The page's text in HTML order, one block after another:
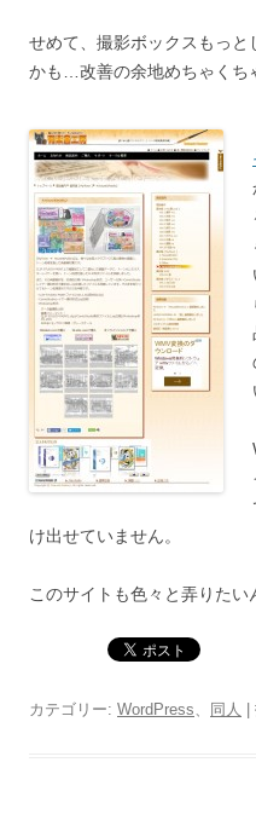
せめて、撮影ボックスもっ
かも…改善の余地めちゃくち
け出せていません。
このサイトも色々と弄りたい
カテゴリー: WordPress、 同人